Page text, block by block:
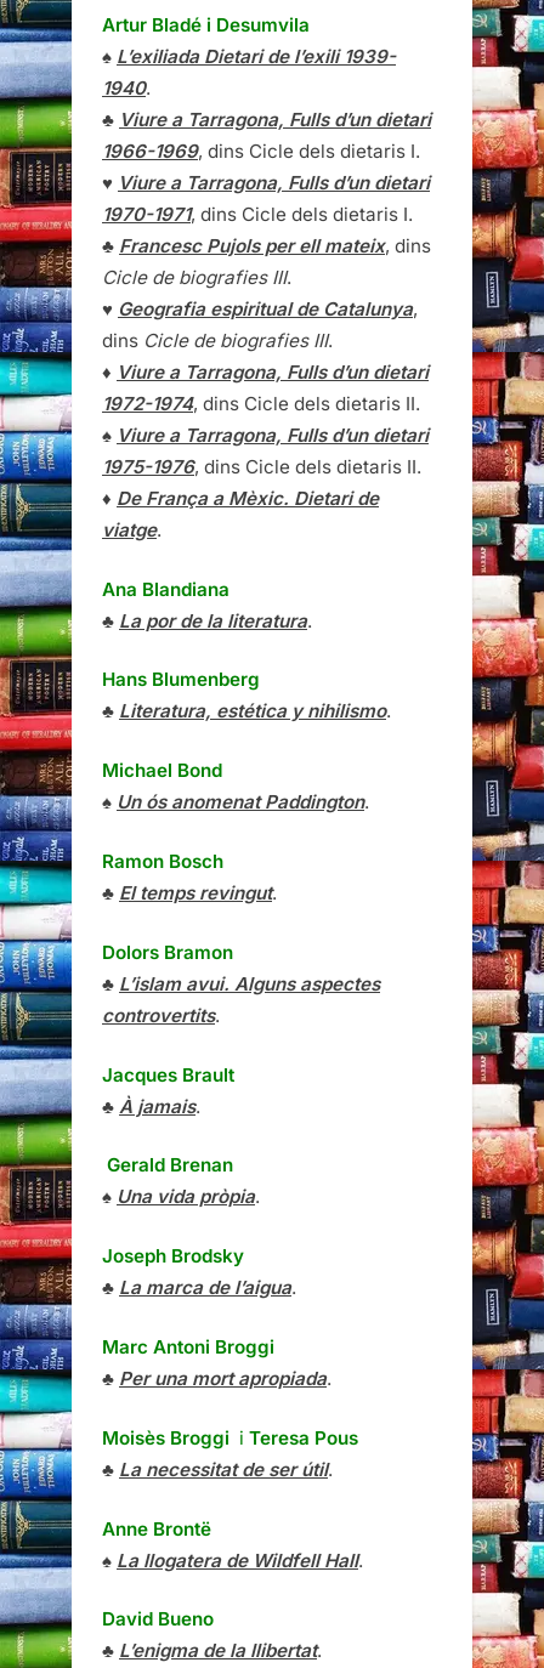
Artur Bladé i Desumvila
♠ L’exiliada Dietari de l’exili 1939-
1940.
♣ Viure a Tarragona, Fulls d’un dietari
1966-1969, dins Cicle dels dietaris I.
♥ Viure a Tarragona, Fulls d’un dietari
1970-1971, dins Cicle dels dietaris I.
♣ Francesc Pujols per ell mateix, dins
Cicle de biografies III.
♥ Geografia espiritual de Catalunya,
dins Cicle de biografies III.
♦ Viure a Tarragona, Fulls d’un dietari
1972-1974, dins Cicle dels dietaris II.
♠ Viure a Tarragona, Fulls d’un dietari
1975-1976, dins Cicle dels dietaris II.
♦ De França a Mèxic. Dietari de
viatge.
Ana Blandiana
♣ La por de la literatura.
Hans Blumenberg
♣ Literatura, estética y nihilismo.
Michael Bond
♠ Un ós anomenat Paddington.
Ramon Bosch
♣ El temps revingut.
Dolors Bramon
♣ L’islam avui. Alguns aspectes
controvertits.
Jacques Brault
♣ À jamais.
Gerald Brenan
♠ Una vida pròpia.
Joseph Brodsky
♣ La marca de l’aigua.
Marc Antoni Broggi
♣ Per una mort apropiada.
Moisès Broggi i Teresa Pous
♣ La necessitat de ser útil.
Anne Brontë
♠ La llogatera de Wildfell Hall.
David Bueno
♣ L’enigma de la llibertat.